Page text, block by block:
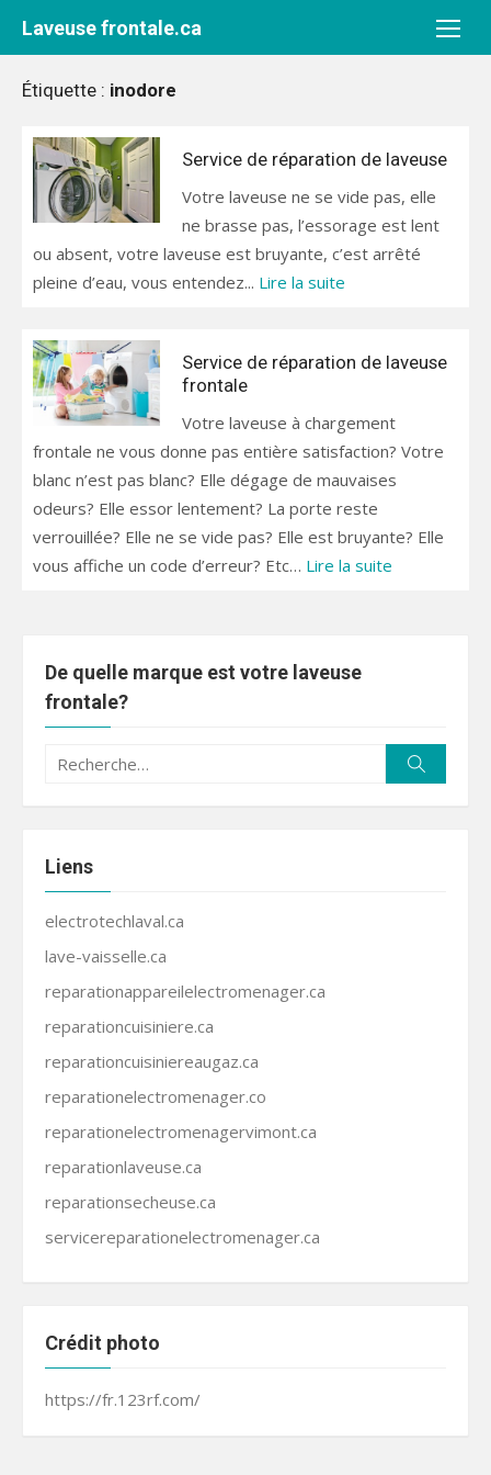
Laveuse frontale.ca
Étiquette : inodore
Service de réparation de laveuse
Votre laveuse ne se vide pas, elle
ne brasse pas, l’essorage est lent
ou absent, votre laveuse est bruyante, c’est arrêté
pleine d’eau, vous entendez... Lire la suite
Service de réparation de laveuse
frontale
Votre laveuse à chargement
frontale ne vous donne pas entière satisfaction? Votre
blanc n’est pas blanc? Elle dégage de mauvaises
odeurs? Elle essor lentement? La porte reste
verrouillée? Elle ne se vide pas? Elle est bruyante? Elle
vous affiche un code d’erreur? Etc… Lire la suite
De quelle marque est votre laveuse
frontale?
Recherche
Liens
electrotechlaval.ca
lave-vaisselle.ca
reparationappareilelectromenager.ca
reparationcuisiniere.ca
reparationcuisiniereaugaz.ca
reparationelectromenager.co
reparationelectromenagervimont.ca
reparationlaveuse.ca
reparationsecheuse.ca
servicereparationelectromenager.ca
Crédit photo
https://fr.123rf.com/